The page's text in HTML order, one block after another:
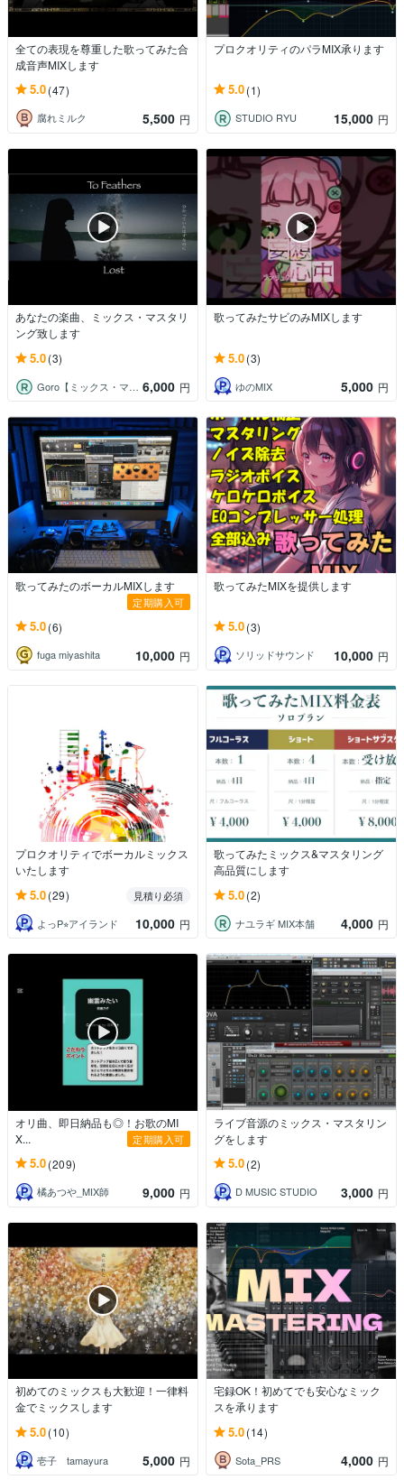
全ての表現を尊重した歌ってみた合
成音声MIXします
5.0(47)
腐れミルク 5,500 円
プロクオリティのパラMIX承ります
5.0(1)
STUDIO RYU 15,000 円
あなたの楽曲、ミックス・マスタリ
ング致します
5.0(3)
Goro【ミックス・マスタリング・編曲】 6,000 円
歌ってみたサビのみMIXします
5.0(3)
ゆのMIX 5,000 円
歌ってみたのボーカルMIXします
定期購入可
5.0(6)
fuga miyashita 10,000 円
歌ってみたMIXを提供します
5.0(3)
ソリッドサウンド 10,000 円
プロクオリティでボーカルミックス
いたします
5.0(29)
見積り必須
よっP⭐︎アイランド
10,000 円
歌ってみたミックス&マスタリング
高品質にします
5.0(2)
ナユラギ MIX本舗 4,000 円
オリ曲、即日納品も◎！お歌のMI
X...
定期購入可
5.0(209)
橘あつや_MIX師 9,000 円
ライブ音源のミックス・マスタリン
グをします
5.0(2)
D MUSIC STUDIO 3,000 円
初めてのミックスも大歓迎！一律料
金でミックスします
5.0(10)
壱子 tamayura 5,000 円
宅録OK！初めてでも安心なミック
スを承ります
5.0(14)
Sota_PRS 4,000 円